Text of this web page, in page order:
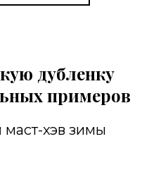
дубленку
примеров
хэв зимы